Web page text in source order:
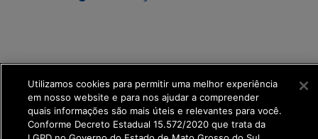
get_footer();
Utilizamos cookies para permitir uma melhor experiência
em nosso website e para nos ajudar a compreender
quais informações são mais úteis e relevantes para você.
Conforme Decreto Estadual 15.572/2020 que trata da